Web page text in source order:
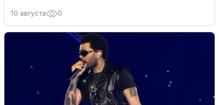
10 августа 0